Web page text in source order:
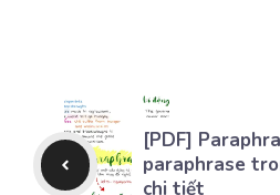
[PDF]
paraphrase
chi tiết